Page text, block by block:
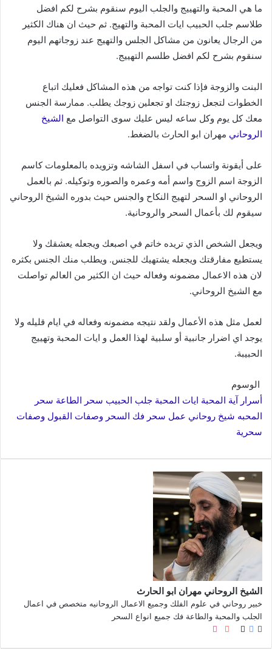
ما هي المحبة والتهييج والجلب اليوم سنقوم بشرح لكم افضل
طلاسم جلب الحبيب ايات المحبة والتهيج. ثم حيث ان هناك الكثير
من الرجال يعانون من مشاكل الجلس والتهيج عند زوجاتهم اليوم
سنقوم بشرح لكم افضل طلسم التهييج.
البنت والزوجة فإذا كنت تواجه من هذه المشاكل فعليك اتباع
الخطوات لتجعل زوجتك او تجعلين زوجك يطلب. ممارسة الجنس
معك كل يوم وكل ساعه ليس عليك سوى التواصل مع الشيخ
الروحاني مهران ابو الحارث بالضغط.
على أيقونة واتساب في اسفل الشاشه وتزويده بالمعلومات كاسم
الزوجة اسم الزوج واسم أمه وعمره والصوره وتوكيله. ثم بالعمل
الروحاني او السحر لتهيج النكاح والجنس حيث بدوره الشيخ الروحاني
سيقوم لك بأعمال السحر والروحانية.
ويجعل الشخص الذي تريده خاتم في اصبعك ويجعله يعشقك ولا
يستطيع مفارقتك ويجعله يشتهيك للجنس. ويطلب منك الجنس بكثره
لان هذه الاعمال مضمونه وفعاله حيث ان الكثير من العالم تواصلت
مع الشيخ الروحاني.
لعمل مثل هذه الأعمال ولقد نتيجه مضمونه وفعاله في ايام قليله ولا
يوجد اي اضرار جانبية أو سلبية لهذا العمل و ايات المحبة وتهييج
الحبيبة.
الوسوم
أسرار آية المحبة ايات المحبة جلب الحبيب سحر الطاعة سحر
المحبه شيخ روحاني عمل سحر فك السحر وصفات القبول وصفات
سحرية
الشيخ الروحاني مهران ابو الحارث
خبير روحاني في علوم الفلك وجميع الاعمال الروحانيه متخصص في اعمال
الجلب والمحبة والطاعة فك جميع انواع السحر
موقعفيسبوكلينكدإن
صور يوتيوب
بينتيريست